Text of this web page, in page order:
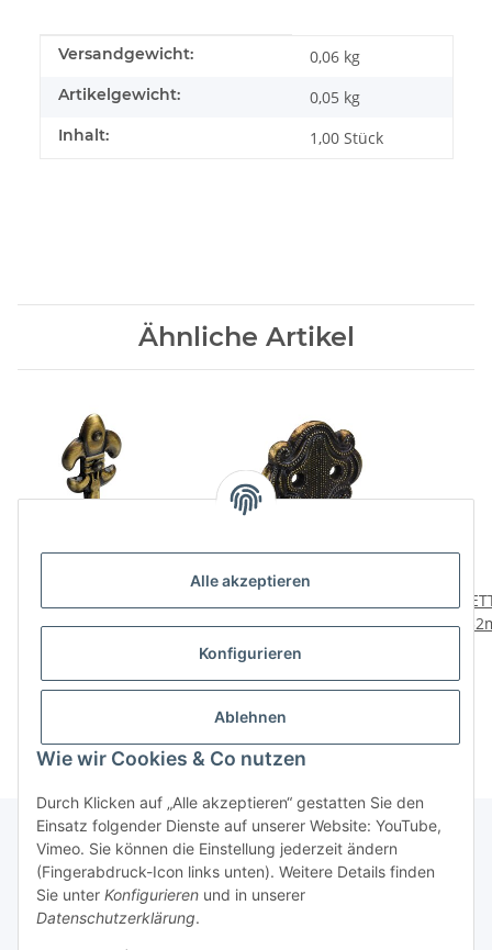
Alle akzeptieren
Konfigurieren
Ablehnen
Wie wir Cookies & Co nutzen
Durch Klicken auf „Alle akzeptieren“ gestatten Sie den
Einsatz folgender Dienste auf unserer Website: YouTube,
Vimeo. Sie können die Einstellung jederzeit ändern
(Fingerabdruck-Icon links unten). Weitere Details finden
Sie unter Konfigurieren und in unserer
Datenschutzerklärung.
Produkteigenschaft
Wert
Versandgewicht: 0,06 kg
Artikelgewicht: 0,05 kg
Inhalt: 1,00 Stück
Ähnliche Artikel
52 x 26 mm, vermessingt
58 x 69 x 26 mm,
Zinkdruckguss
4,79 €
Über uns